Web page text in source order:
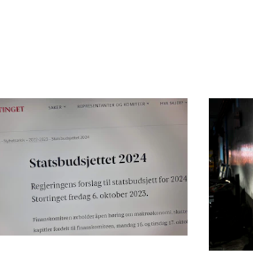
The Student Committee (SUT)
(student.nmh.no)